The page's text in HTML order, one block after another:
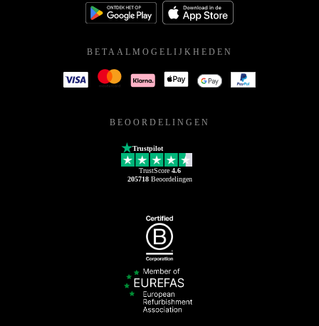
BETAALMOGELIJKHEDEN
BEOORDELINGEN
Trustpilot
TrustScore 4.6
205718Beoordelingen